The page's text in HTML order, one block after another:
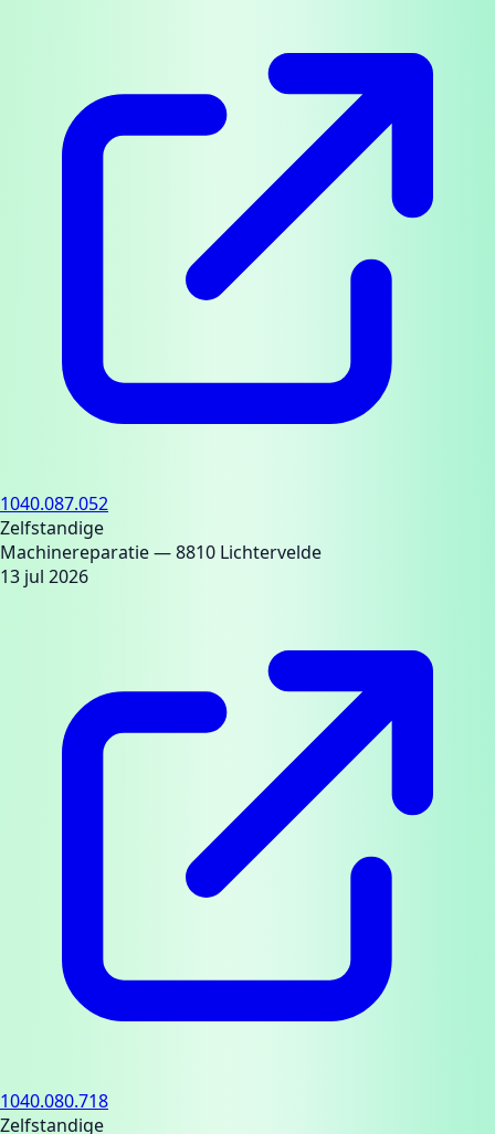
1040.087.052
Zelfstandige
Machinereparatie— 8810 Lichtervelde
13 jul 2026
1040.080.718
Zelfstandige